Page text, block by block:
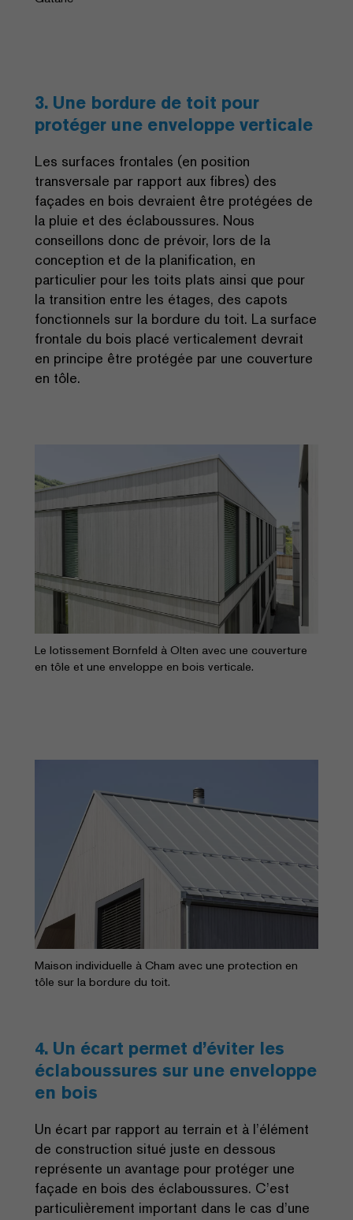
3. Une bordure de toit pour
protéger une enveloppe verticale
Les surfaces frontales (en position
transversale par rapport aux fibres) des
façades en bois devraient être protégées de
la pluie et des éclaboussures. Nous
conseillons donc de prévoir, lors de la
conception et de la planification, en
particulier pour les toits plats ainsi que pour
la transition entre les étages, des capots
fonctionnels sur la bordure du toit. La surface
frontale du bois placé verticalement devrait
en principe être protégée par une couverture
en tôle.
Le lotissement Bornfeld à Olten avec une couverture
en tôle et une enveloppe en bois verticale.
Maison individuelle à Cham avec une protection en
tôle sur la bordure du toit.
4. Un écart permet d’éviter les
éclaboussures sur une enveloppe
en bois
Un écart par rapport au terrain et à l’élément
de construction situé juste en dessous
représente un avantage pour protéger une
façade en bois des éclaboussures. C’est
particulièrement important dans le cas d’une